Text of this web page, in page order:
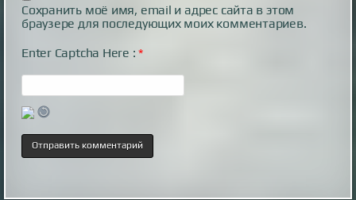
Сохранить моё имя, email и адрес сайта в этом
браузере для последующих моих комментариев.
Enter Captcha Here :*